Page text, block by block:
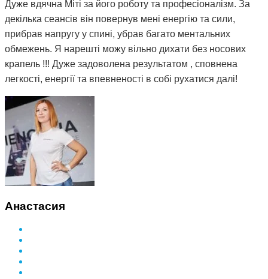
Дуже вдячна Міті за його роботу та професіоналізм. За
декілька сеансів він повернув мені енергію та сили,
прибрав напругу у спині, убрав багато ментальних
обмежень. Я нарешті можу вільно дихати без носових
крапель !!! Дуже задоволена результатом , сповнена
легкості, енергії та впевненості в собі рухатися далі!
Анастасия